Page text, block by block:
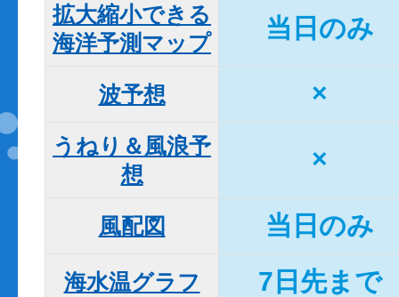
拡大縮小できる
海洋予測マップ
当日のみ
波予想 ×
うねり＆風浪予
想
×
風配図 当日のみ
海水温グラフ 7日先まで